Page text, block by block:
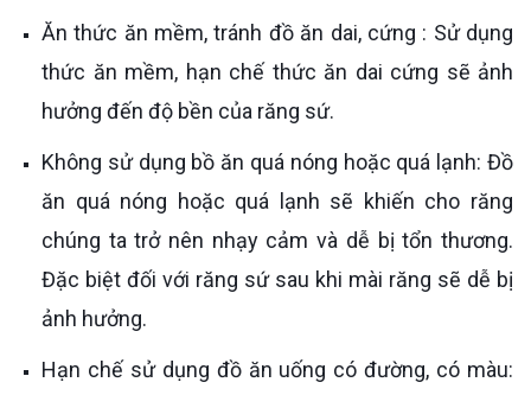
Ăn thức ăn mềm, tránh đồ ăn dai, cứng : Sử dụng
thức ăn mềm, hạn chế thức ăn dai cứng sẽ ảnh
hưởng đến độ bền của răng sứ.
Không sử dụng bồ ăn quá nóng hoặc quá lạnh: Đồ
ăn quá nóng hoặc quá lạnh sẽ khiến cho răng
chúng ta trở nên nhạy cảm và dễ bị tổn thương.
Đặc biệt đối với răng sứ sau khi mài răng sẽ dễ bị
ảnh hưởng.
Hạn chế sử dụng đồ ăn uống có đường, có màu: